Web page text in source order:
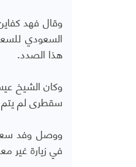
وقال فهد
السعودي
هذا الصدد.
وكان الشيخ
سقطرى لم يتم
ووصل وفد
في زيارة غير